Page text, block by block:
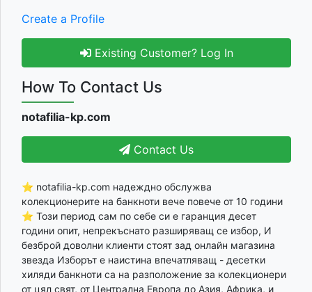
Create a Profile
Existing Customer? Log In
How To Contact Us
notafilia-kp.com
Contact Us
⭐ notafilia-kp.com надеждно обслужва
колекционерите на банкноти вече повече от 10 години
⭐ Този период сам по себе си е гаранция десет
години опит, непрекъснато разширяващ се избор, И
безброй доволни клиенти стоят зад онлайн магазина
звезда Изборът е наистина впечатляващ - десетки
хиляди банкноти са на разположение за колекционери
от цял свят, от Централна Европа до Азия, Африка, и